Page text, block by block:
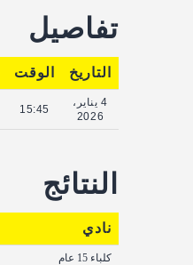
تفاصيل
التاريخ الوقت
4 يناير،
2026
15:45
النتائج
نادي
كلباء 15 عام